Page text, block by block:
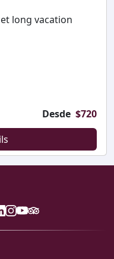
long vacation
Desde $720